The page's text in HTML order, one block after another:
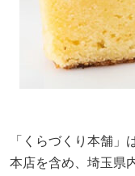
「くらづくり本舗
本店を含め、埼玉県